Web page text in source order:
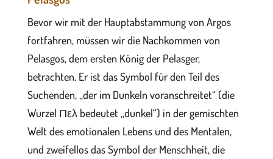
Bevor wir mit der Hauptabstammung von Argos
fortfahren, müssen wir die Nachkommen von
Pelasgos, dem ersten König der Pelasger,
betrachten. Er ist das Symbol für den Teil des
Suchenden, „der im Dunkeln voranschreitet“ (die
Wurzel Πελ bedeutet „dunkel“) in der gemischten
Welt des emotionalen Lebens und des Mentalen,
und zweifellos das Symbol der Menschheit, die